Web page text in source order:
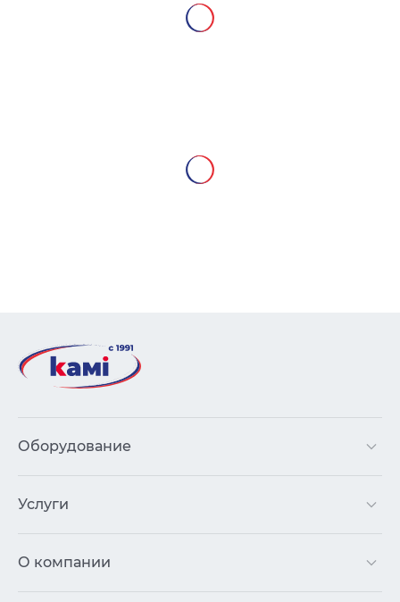
Оборудование
Услуги
О компании